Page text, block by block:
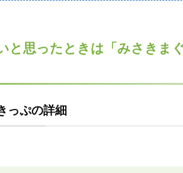
と思ったときは「みさきま
っぷの詳細